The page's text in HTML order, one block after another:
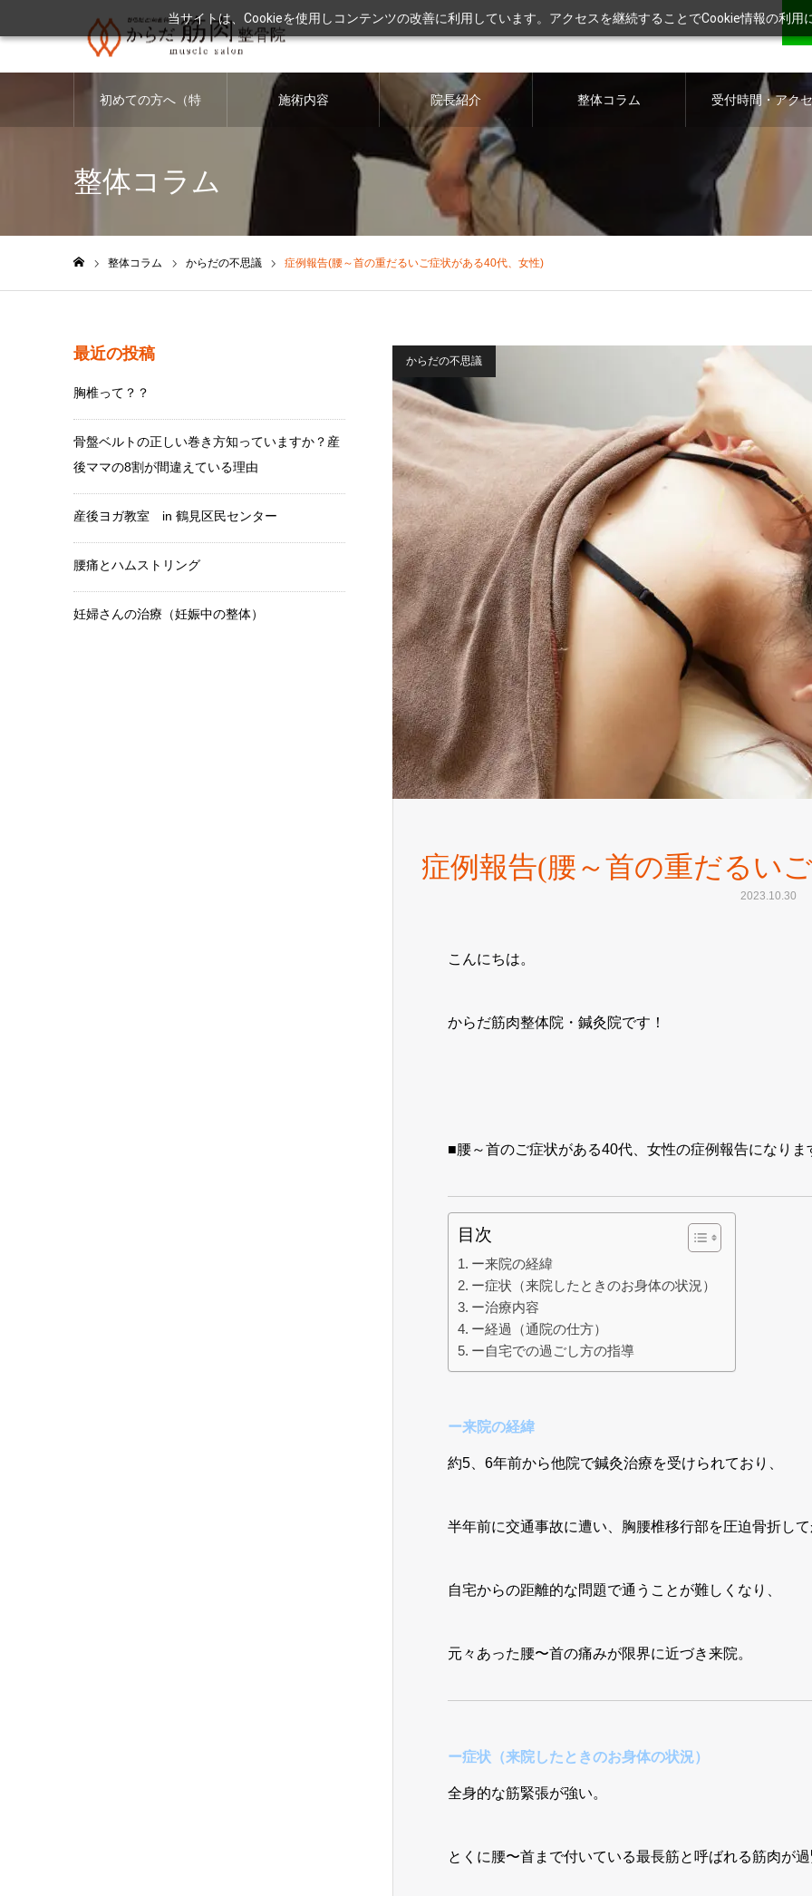
当サイトは、Cookieを使用しコンテンツの改善に利用しています。アクセスを継続することでCookie情報の利用
初めての方へ（特 施術内容 院長紹介 整体コラム 受付時間・アクセ
ス
整体コラム
整体コラム からだの不思議 症例報告(腰～首の重だるいご症状がある40代、女性)
からだの不思議
症例報告(腰～首の重だるい
2023.10.30
こんにちは。
からだ筋肉整体院・鍼灸院です！
■腰～首のご症状がある40代、女性の症例報告になりま
目次
ー来院の経緯
ー症状（来院したときのお身体の状況）
ー治療内容
ー経過（通院の仕方）
ー自宅での過ごし方の指導
ー来院の経緯
約5、6年前から他院で鍼灸治療を受けられており、
半年前に交通事故に遭い、胸腰椎移行部を圧迫骨折し
自宅からの距離的な問題で通うことが難しくなり、
元々あった腰〜首の痛みが限界に近づき来院。
ー症状（来院したときのお身体の状況）
全身的な筋緊張が強い。
とくに腰〜首まで付いている最長筋と呼ばれる筋肉が
最近の投稿
胸椎って？？
骨盤ベルトの正しい巻き方知っていますか？産
後ママの8割が間違えている理由
産後ヨガ教室 in 鶴見区民センター
腰痛とハムストリング
妊婦さんの治療（妊娠中の整体）